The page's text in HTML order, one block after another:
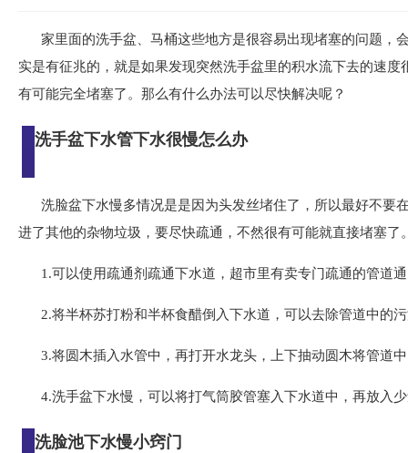
家里面的洗手盆、马桶这些地方是很容易出现堵塞的问题，
实是有征兆的，就是如果发现突然洗手盆里的积水流下去的速
有可能完全堵塞了。那么有什么办法可以尽快解决呢？
洗手盆下水管下水很慢怎么办
洗脸盆下水慢多情况是是因为头发丝堵住了，所以最好不要
进了其他的杂物垃圾，要尽快疏通，不然很有可能就直接堵塞了
1.可以使用疏通剂疏通下水道，超市里有卖专门疏通的管道
2.将半杯苏打粉和半杯食醋倒入下水道，可以去除管道中的
3.将圆木插入水管中，再打开水龙头，上下抽动圆木将管道
4.洗手盆下水慢，可以将打气筒胶管塞入下水道中，再放入
洗脸池下水慢小窍门